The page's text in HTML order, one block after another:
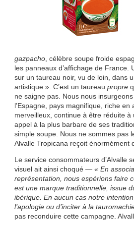
gazpacho, célèbre soupe froide
les panneaux d’affichage de France.
sur un taureau noir, vu de loin, dans
artistique ». C’est un taureau propre
ne saigne pas. Nous nous
l’Espagne, pays magnifique, riche
merveilleux, continue à être réduite à
appel à la plus barbare de ses
simple soupe. Nous ne sommes pas
Alvalle Tropicana reçoit énormément
Le service consommateurs d’Alvalle
visuel ait ainsi choqué — « En
représentation, nous espérions faire
est une marque traditionnelle, issue
ibérique. En aucun cas notre
l’apologie ou d’inciter à la
pas reconduire cette campagne.